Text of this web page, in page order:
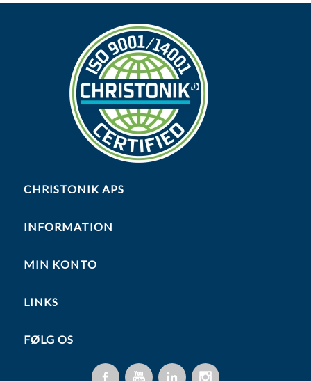
CHRISTONIK APS
INFORMATION
MIN KONTO
LINKS
FØLG OS